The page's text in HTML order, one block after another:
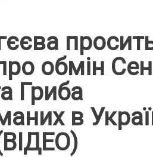
обмін
Гриба
в